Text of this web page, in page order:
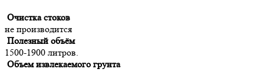
Очистка стоков
не производится
Полезный объём
1500-1900 литров.
Объем извлекаемого грунта